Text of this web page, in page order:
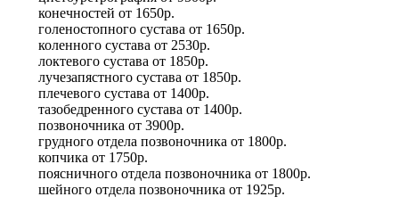
конечностей от 1650р.
голеностопного сустава от 1650р.
коленного сустава от 2530р.
локтевого сустава от 1850р.
лучезапястного сустава от 1850р.
плечевого сустава от 1400р.
тазобедренного сустава от 1400р.
позвоночника от 3900р.
грудного отдела позвоночника от 1800р.
копчика от 1750р.
поясничного отдела позвоночника от 1800р.
шейного отдела позвоночника от 1925р.